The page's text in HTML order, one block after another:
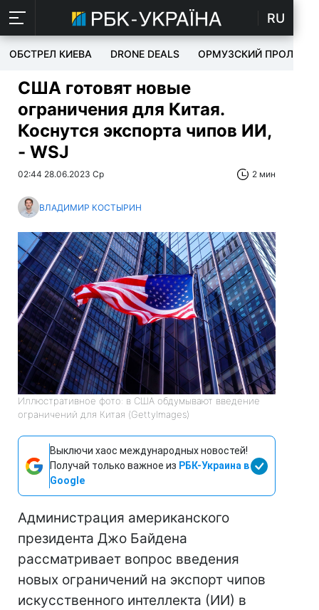
RU
ОБСТРЕЛ КИЕВА DRONE DEALS ОРМУЗСКИЙ ПРОЛИВ
США готовят новые
ограничения для Китая.
Коснутся экспорта чипов ИИ,
- WSJ
02:44 28.06.2023 Ср 2 мин
ВЛАДИМИР КОСТЫРИН
Иллюстративное фото: в США обдумывают введение
ограничений для Китая (GettyImages)
Выключи хаос международных новостей!
Получай только важное из РБК-Украина в
Google
Администрация американского
президента Джо Байдена
рассматривает вопрос введения
новых ограничений на экспорт чипов
искусственного интеллекта (ИИ) в